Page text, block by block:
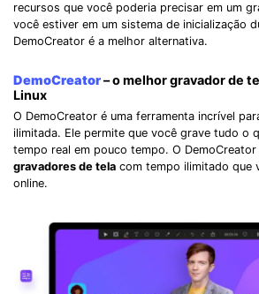
recursos que você poderia precisar em um
você estiver em um sistema de inicialização
DemoCreator é a melhor alternativa.
DemoCreator– o melhor gravador de
Linux
O DemoCreator é uma ferramenta incrível
ilimitada. Ele permite que você grave tudo o
tempo real em pouco tempo. O DemoCreator
gravadores de tela com tempo ilimitado que
online.